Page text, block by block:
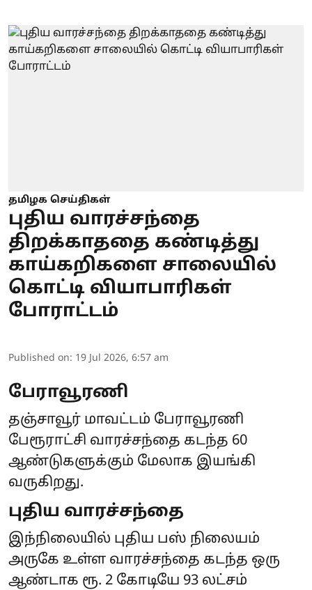
தமிழக செய்திகள்
புதிய வாரச்சந்தை
திறக்காததை கண்டித்து
காய்கறிகளை சாலையில்
கொட்டி வியாபாரிகள்
போராட்டம்
Published on: 19 Jul 2026, 6:57 am
பேராவூரணி
தஞ்சாவூர் மாவட்டம் பேராவூரணி
பேரூராட்சி வாரச்சந்தை கடந்த 60
ஆண்டுகளுக்கும் மேலாக இயங்கி
வருகிறது.
புதிய வாரச்சந்தை
இந்நிலையில் புதிய பஸ் நிலையம்
அருகே உள்ள வாரச்சந்தை கடந்த ஒரு
ஆண்டாக ரூ. 2 கோடியே 93 லட்சம்